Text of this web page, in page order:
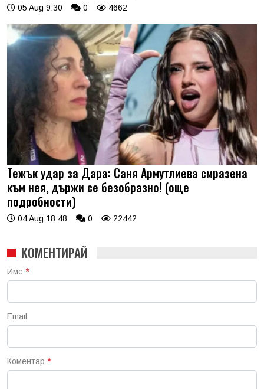
05 Aug 9:30 0 4662
Тежък удар за Дара: Саня Армутлиева смразена
към нея, държи се безобразно! (още
подробности)
04 Aug 18:48 0 22442
КОМЕНТИРАЙ
Име *
Email
Коментар *